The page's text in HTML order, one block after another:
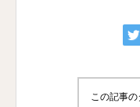
この記事